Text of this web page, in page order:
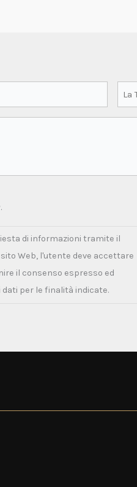
di informazioni tramite il
Web, l'utente deve accettare
il consenso espresso ed
per le finalità indicate.